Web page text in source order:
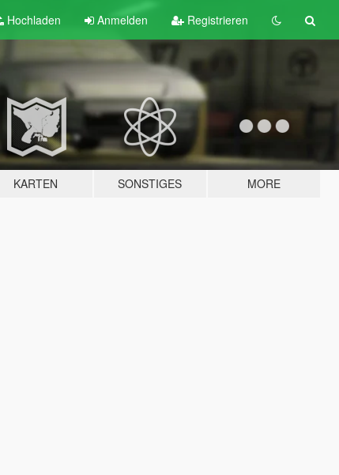
Hochladen Anmelden Registrieren
KARTEN SONSTIGES MORE